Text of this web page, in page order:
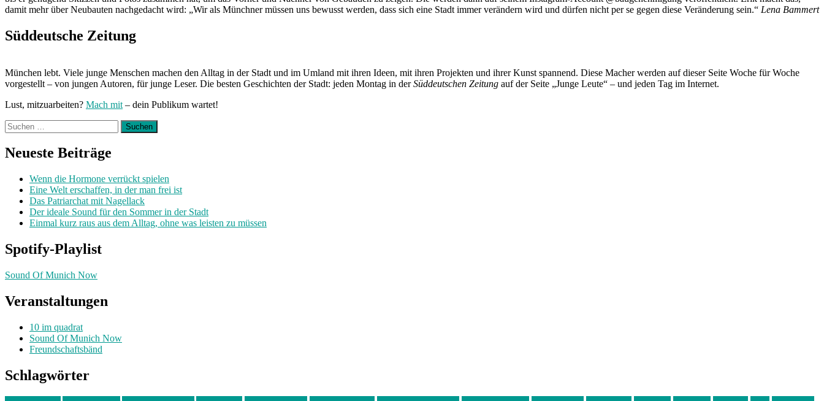
damit mehr über Neubauten nachgedacht wird: „Wir als Münchner müssen uns bewusst werden, dass sich eine Stadt immer verändern wird und dürfen nicht per se gegen diese Veränderung sein.“ Lena Bammert
Süddeutsche Zeitung
München lebt. Viele junge Menschen machen den Alltag in der Stadt und im Umland mit ihren Ideen, mit ihren Projekten und ihrer Kunst spannend. Diese Macher werden auf dieser Seite Woche für Woche
vorgestellt – von jungen Autoren, für junge Leser. Die besten Geschichten der Stadt: jeden Montag in derSüddeutschen Zeitung auf der Seite „Junge Leute“ – und jeden Tag im Internet.
Lust, mitzuarbeiten? Mach mit – dein Publikum wartet!
Suchen
nach:
Neueste Beiträge
Wenn die Hormone verrückt spielen
Eine Welt erschaffen, in der man frei ist
Das Patriarchat mit Nagellack
Der ideale Sound für den Sommer in der Stadt
Einmal kurz raus aus dem Alltag, ohne was leisten zu müssen
Spotify-Playlist
Sound Of Munich Now
Veranstaltungen
10 im quadrat
Sound Of Munich Now
Freundschaftsbänd
Schlagwörter